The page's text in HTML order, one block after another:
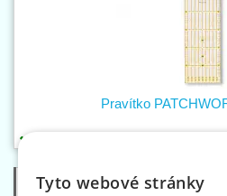
Pravítko
Kategorie
Tyto webové stránky